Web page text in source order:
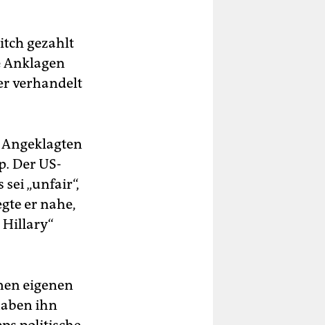
gezahlt
Anklagen
verhandelt
Der US-
„unfair“,
er nahe,
Hillary“
eigenen
ihn